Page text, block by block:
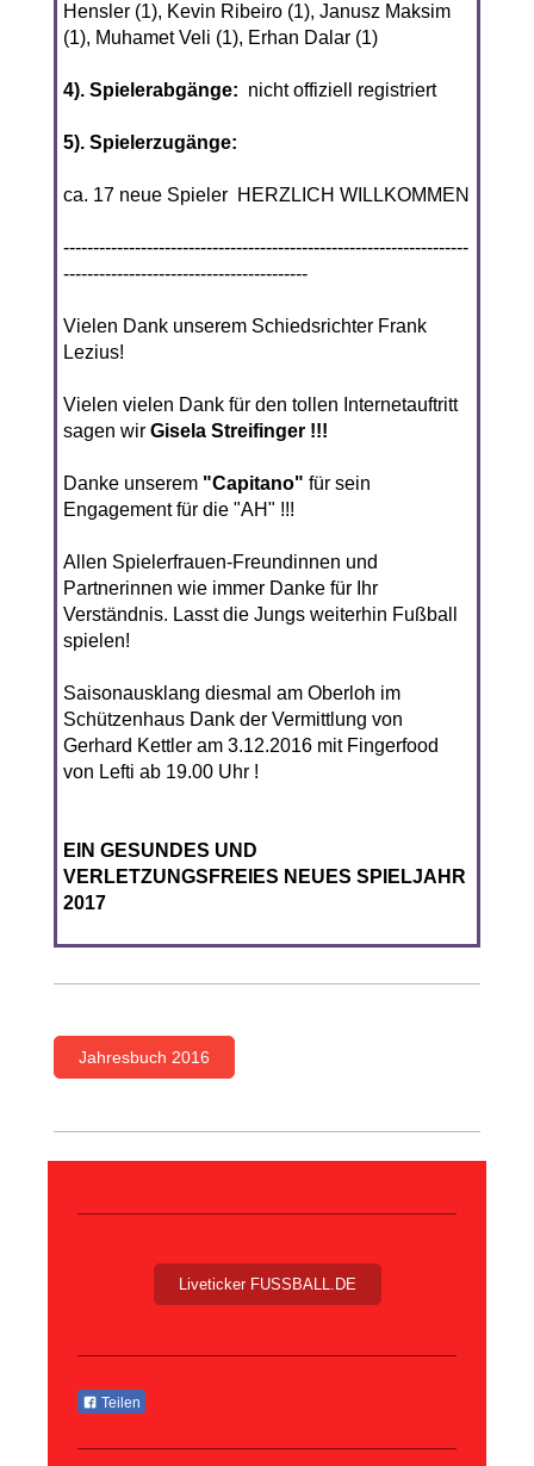
Hensler (1), Kevin Ribeiro (1), Janusz Maksim
(1), Muhamet Veli (1), Erhan Dalar (1)
4). Spielerabgänge: nicht offiziell registriert
5). Spielerzugänge:
ca. 17 neue Spieler HERZLICH WILLKOMMEN
--------------------------------------------------------------------
-----------------------------------------
Vielen Dank unserem Schiedsrichter Frank
Lezius!
Vielen vielen Dank für den tollen Internetauftritt
sagen wirGisela Streifinger !!!
Danke unserem "Capitano" für sein
Engagement für die "AH" !!!
Allen Spielerfrauen-Freundinnen und
Partnerinnen wie immer Danke für Ihr
Verständnis. Lasst die Jungs weiterhin Fußball
spielen!
Saisonausklang diesmal am Oberloh im
Schützenhaus Dank der Vermittlung von
Gerhard Kettler am 3.12.2016 mit Fingerfood
von Lefti ab 19.00 Uhr !
EIN GESUNDES UND
VERLETZUNGSFREIES NEUES SPIELJAHR
2017
Jahresbuch 2016
Liveticker FUSSBALL.DE
Teilen